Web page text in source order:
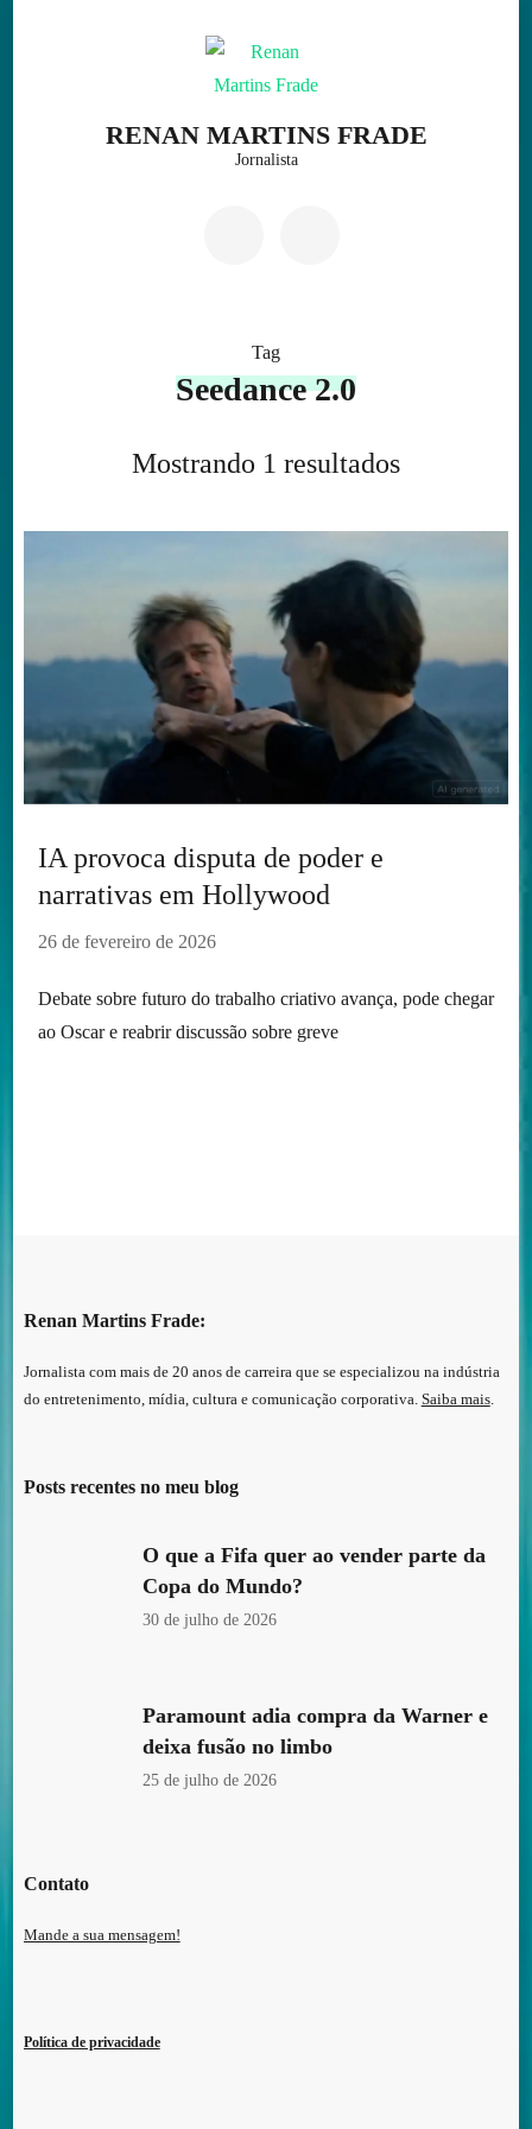
RENAN MARTINS FRADE
Jornalista
Tag
Seedance 2.0
Mostrando 1 resultados
IA provoca disputa de poder e
narrativas em Hollywood
26 de fevereiro de 2026
Debate sobre futuro do trabalho criativo avança, pode chegar
ao Oscar e reabrir discussão sobre greve
Renan Martins Frade:
Jornalista com mais de 20 anos de carreira que se especializou na indústria
do entretenimento, mídia, cultura e comunicação corporativa. Saiba mais.
Posts recentes no meu blog
O que a Fifa quer ao vender parte da
Copa do Mundo?
30 de julho de 2026
Paramount adia compra da Warner e
deixa fusão no limbo
25 de julho de 2026
Contato
Mande a sua mensagem!
Política de privacidade